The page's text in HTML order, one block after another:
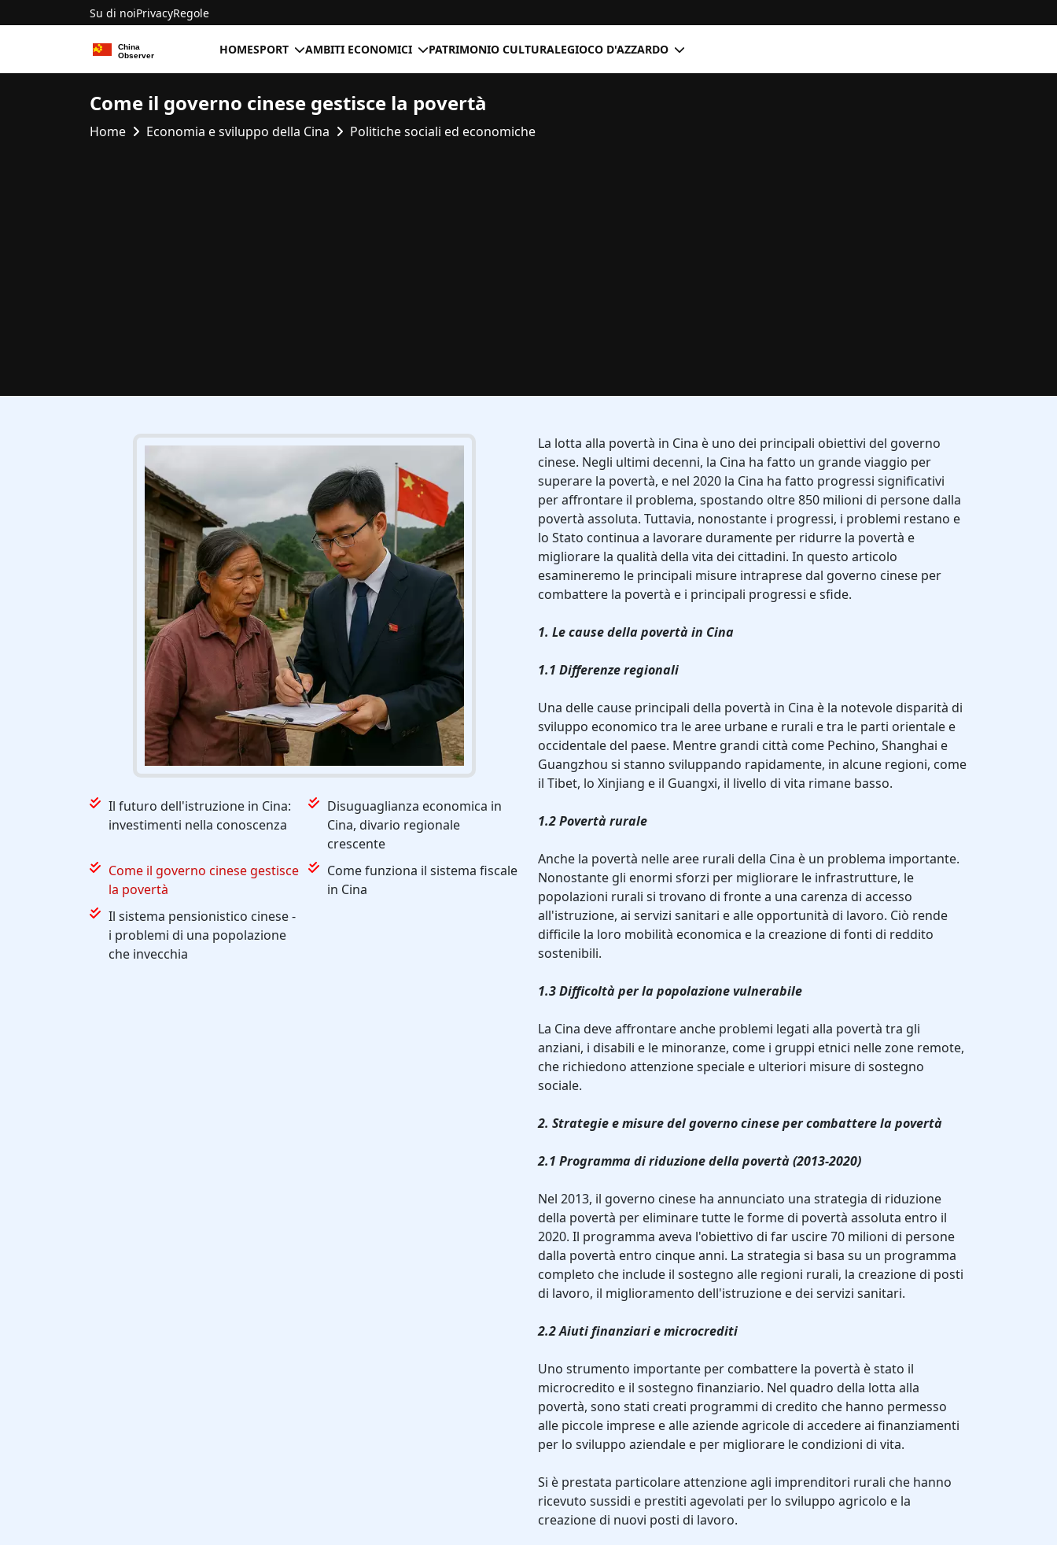
Su di noiPrivacyRegole
HOMESPORT AMBITI ECONOMICI PATRIMONIO CULTURALEGIOCO D'AZZARDO
Come il governo cinese gestisce la povertà
Home Economia e sviluppo della Cina Politiche sociali ed economiche
Il futuro dell'istruzione in Cina:
investimenti nella conoscenza
Disuguaglianza economica in
Cina, divario regionale
crescente
Come il governo cinese gestisce
la povertà
Come funziona il sistema fiscale
in Cina
Il sistema pensionistico cinese -
i problemi di una popolazione
che invecchia
La lotta alla povertà in Cina è uno dei principali obiettivi del governo
cinese. Negli ultimi decenni, la Cina ha fatto un grande viaggio per
superare la povertà, e nel 2020 la Cina ha fatto progressi significativi
per affrontare il problema, spostando oltre 850 milioni di persone dalla
povertà assoluta. Tuttavia, nonostante i progressi, i problemi restano e
lo Stato continua a lavorare duramente per ridurre la povertà e
migliorare la qualità della vita dei cittadini. In questo articolo
esamineremo le principali misure intraprese dal governo cinese per
combattere la povertà e i principali progressi e sfide.
1. Le cause della povertà in Cina
1.1 Differenze regionali
Una delle cause principali della povertà in Cina è la notevole disparità di
sviluppo economico tra le aree urbane e rurali e tra le parti orientale e
occidentale del paese. Mentre grandi città come Pechino, Shanghai e
Guangzhou si stanno sviluppando rapidamente, in alcune regioni, come
il Tibet, lo Xinjiang e il Guangxi, il livello di vita rimane basso.
1.2 Povertà rurale
Anche la povertà nelle aree rurali della Cina è un problema importante.
Nonostante gli enormi sforzi per migliorare le infrastrutture, le
popolazioni rurali si trovano di fronte a una carenza di accesso
all'istruzione, ai servizi sanitari e alle opportunità di lavoro. Ciò rende
difficile la loro mobilità economica e la creazione di fonti di reddito
sostenibili.
1.3 Difficoltà per la popolazione vulnerabile
La Cina deve affrontare anche problemi legati alla povertà tra gli
anziani, i disabili e le minoranze, come i gruppi etnici nelle zone remote,
che richiedono attenzione speciale e ulteriori misure di sostegno
sociale.
2. Strategie e misure del governo cinese per combattere la povertà
2.1 Programma di riduzione della povertà (2013-2020)
Nel 2013, il governo cinese ha annunciato una strategia di riduzione
della povertà per eliminare tutte le forme di povertà assoluta entro il
2020. Il programma aveva l'obiettivo di far uscire 70 milioni di persone
dalla povertà entro cinque anni. La strategia si basa su un programma
completo che include il sostegno alle regioni rurali, la creazione di posti
di lavoro, il miglioramento dell'istruzione e dei servizi sanitari.
2.2 Aiuti finanziari e microcrediti
Uno strumento importante per combattere la povertà è stato il
microcredito e il sostegno finanziario. Nel quadro della lotta alla
povertà, sono stati creati programmi di credito che hanno permesso
alle piccole imprese e alle aziende agricole di accedere ai finanziamenti
per lo sviluppo aziendale e per migliorare le condizioni di vita.
Si è prestata particolare attenzione agli imprenditori rurali che hanno
ricevuto sussidi e prestiti agevolati per lo sviluppo agricolo e la
creazione di nuovi posti di lavoro.